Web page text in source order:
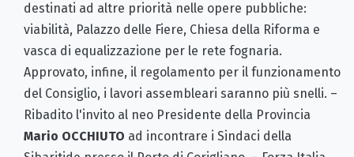
destinati ad altre priorità nelle opere pubbliche:
viabilità, Palazzo delle Fiere, Chiesa della Riforma e
vasca di equalizzazione per le rete fognaria.
Approvato, infine, il regolamento per il funzionamento
del Consiglio, i lavori assembleari saranno più snelli. –
Ribadito l'invito al neo Presidente della Provincia
Mario OCCHIUTO ad incontrare i Sindaci della